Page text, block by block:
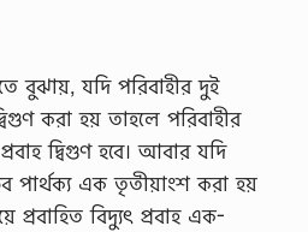
বুঝায়, যদি পরিবাহীর দুই
করা হয় তাহলে পরিবাহীর
দ্বিগুণ হবে। আবার যদি
পার্থক্য এক তৃতীয়াংশ করা হয়
প্রবাহিত বিদ্যুৎ প্রবাহ এক-